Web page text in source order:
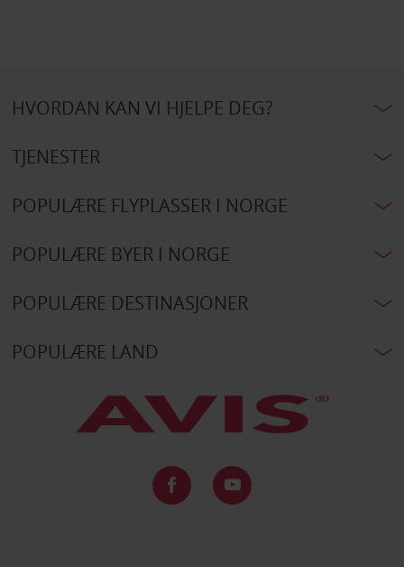
HVORDAN KAN VI HJELPE DEG?
TJENESTER
POPULÆRE FLYPLASSER I NORGE
POPULÆRE BYER I NORGE
POPULÆRE DESTINASJONER
POPULÆRE LAND